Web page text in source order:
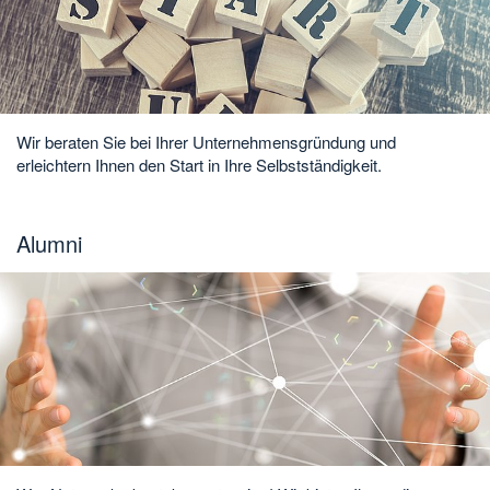
Wir beraten Sie bei Ihrer Unternehmensgründung und
erleichtern Ihnen den Start in Ihre Selbstständigkeit.
Alumni